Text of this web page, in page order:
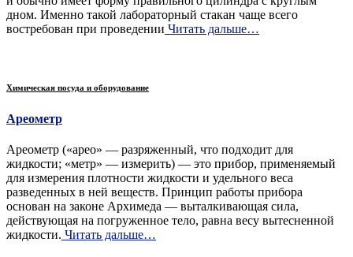
дном. Именно такой лабораторный стакан чаще всего
востребован при проведении Читать дальше…
Химическая посуда и оборудование
Ареометр
Ареометр («арео» — разряженный, что подходит для
жидкости; «метр» — измерить) — это прибор, применяемый
для измерения плотности жидкости и удельного веса
разведенных в ней веществ. Принцип работы прибора
основан на законе Архимеда — выталкивающая сила,
действующая на погруженное тело, равна весу вытесненной
жидкости. Читать дальше…